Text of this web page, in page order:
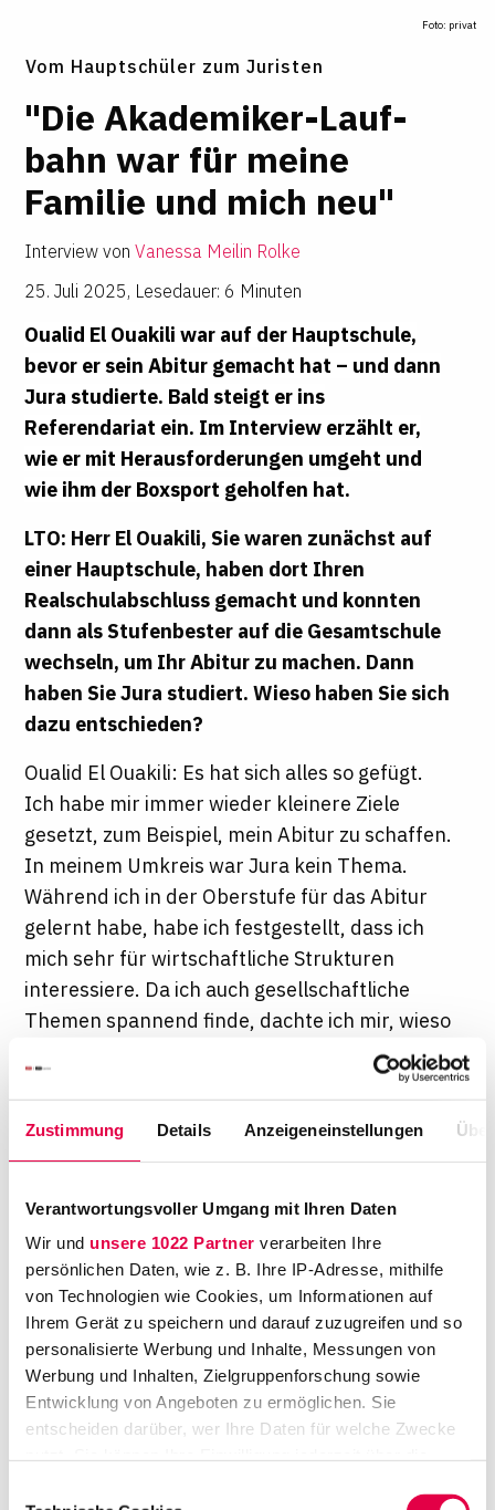
Zustimmung Details Anzeigeneinstellungen
Verantwortungsvoller Umgang mit Ihren Daten
Wir und unsere 1022 Partner verarbeiten Ihre
persönlichen Daten, wie z. B. Ihre IP-Adresse, mithilfe
von Technologien wie Cookies, um Informationen auf
Ihrem Gerät zu speichern und darauf zuzugreifen und so
personalisierte Werbung und Inhalte, Messungen von
Werbung und Inhalten, Zielgruppenforschung sowie
Entwicklung von Angeboten zu ermöglichen. Sie
entscheiden darüber, wer Ihre Daten für welche Zwecke
Foto: privat
Vom Hauptschüler zum Juristen
"Die Aka­de­miker-Lauf­
bahn war für meine
Familie und mich neu"
Interview von Vanessa Meilin Rolke
25. Juli 2025, Lesedauer: 6 Minuten
Oualid El Ouakili war auf der Hauptschule,
bevor er sein Abitur gemacht hat – und dann
Jura studierte. Bald steigt er ins
Referendariat ein. Im Interview erzählt er,
wie er mit Herausforderungen umgeht und
wie ihm der Boxsport geholfen hat.
LTO: Herr El Ouakili, Sie waren zunächst auf
einer Hauptschule, haben dort Ihren
Realschulabschluss gemacht und konnten
dann als Stufenbester auf die Gesamtschule
wechseln, um Ihr Abitur zu machen. Dann
haben Sie Jura studiert. Wieso haben Sie sich
dazu entschieden?
Oualid El Ouakili: Es hat sich alles so gefügt.
Ich habe mir immer wieder kleinere Ziele
gesetzt, zum Beispiel, mein Abitur zu schaffen.
In meinem Umkreis war Jura kein Thema.
Während ich in der Oberstufe für das Abitur
gelernt habe, habe ich festgestellt, dass ich
mich sehr für wirtschaftliche Strukturen
interessiere. Da ich auch gesellschaftliche
Themen spannend finde, dachte ich mir, wieso
nicht die beiden Themen in einem juristischen
Wie haben Ihre Eltern reagiert?
aus Marokko, ich bin aber in Deutschland
geboren. Sie wussten erstmal gar nicht, was
mit meinem Jurastudium auf sie zukommt –
und ich auch nicht. Sie kannten zwar die
klassischen Berufe wie Richter oder Anwalt,
mehr aber auch nicht. Meine drei älteren
Brüder haben alle nicht den akademischen
Weg gewählt, sondern sich nach ihren
Ausbildungen selbstständig gemacht. Die
Akademiker-Laufbahn war also komplett neu